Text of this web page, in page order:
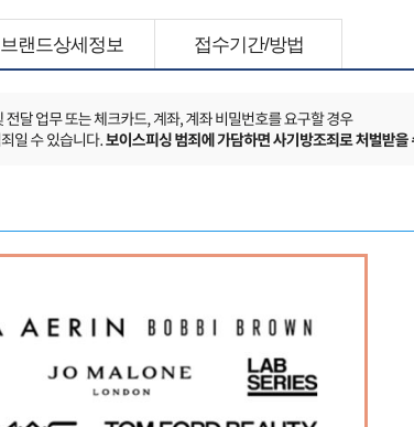
브랜드상세정보 접수기간/방법